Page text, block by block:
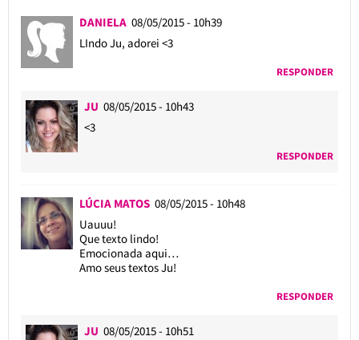
DANIELA 08/05/2015 - 10h39
LIndo Ju, adorei <3
RESPONDER
JU 08/05/2015 - 10h43
<3
RESPONDER
LÚCIA MATOS 08/05/2015 - 10h48
Uauuu!
Que texto lindo!
Emocionada aqui…
Amo seus textos Ju!
RESPONDER
JU 08/05/2015 - 10h51